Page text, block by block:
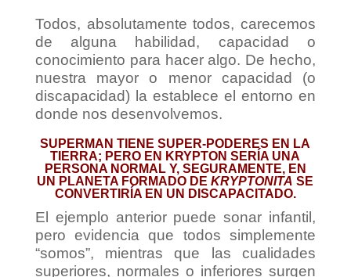
Todos, absolutamente todos, carecemos
de alguna habilidad, capacidad o
conocimiento para hacer algo. De hecho,
nuestra mayor o menor capacidad (o
discapacidad) la establece el entorno en
donde nos desenvolvemos.
SUPERMAN TIENE SUPER-PODERES EN LA
TIERRA; PERO EN KRYPTON SERÍA UNA
PERSONA NORMAL Y, SEGURAMENTE, EN
UN PLANETA FORMADO DEKRYPTONITA SE
CONVERTIRÍA EN UN DISCAPACITADO.
El ejemplo anterior puede sonar infantil,
pero evidencia que todos simplemente
“somos”, mientras que las cualidades
superiores, normales o inferiores surgen